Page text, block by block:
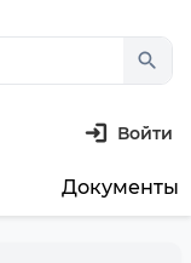
search
Войти
Документы